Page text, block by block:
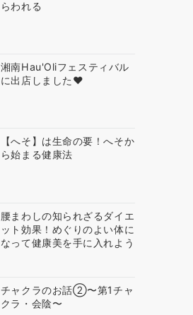
らわれる
湘南Hau'Oliフェスティバル
に出店しました❤
【へそ】は生命の要！へそか
ら始まる健康法
腰まわしの知られざるダイエ
ット効果！めぐりのよい体に
なって健康美を手に入れよう
チャクラのお話②〜第1チャ
クラ・会陰〜